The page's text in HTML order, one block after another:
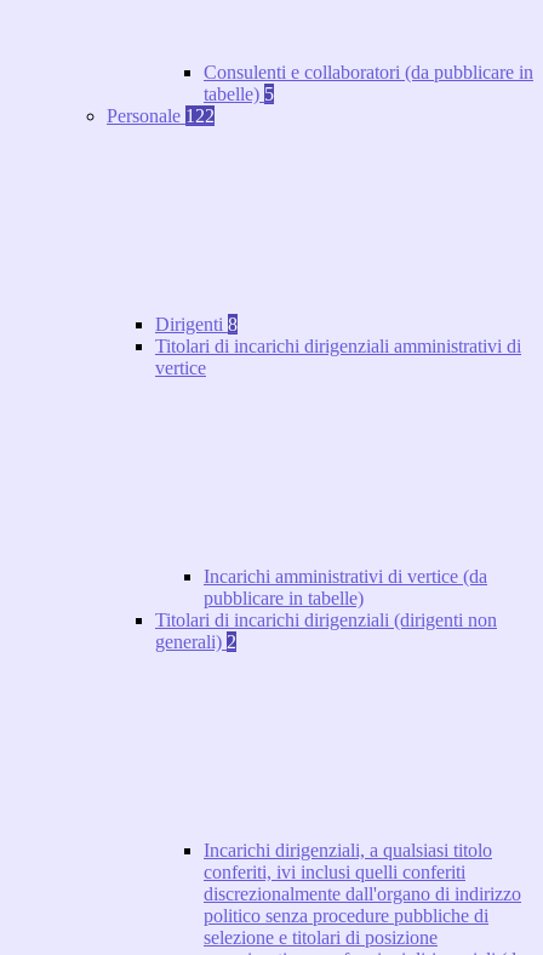
Consulenti e collaboratori (da pubblicare in
tabelle) 5
Personale 122
Dirigenti 8
Titolari di incarichi dirigenziali amministrativi di
vertice
Incarichi amministrativi di vertice (da
pubblicare in tabelle)
Titolari di incarichi dirigenziali (dirigenti non
generali) 2
Incarichi dirigenziali, a qualsiasi titolo
conferiti, ivi inclusi quelli conferiti
discrezionalmente dall'organo di indirizzo
politico senza procedure pubbliche di
selezione e titolari di posizione